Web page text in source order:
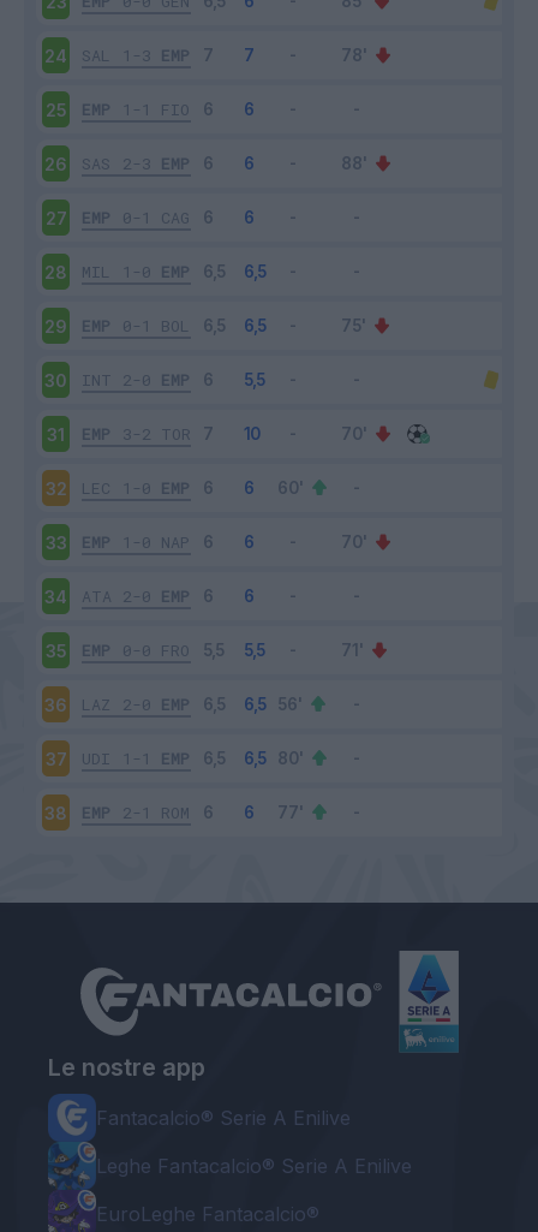
24 SAL 1-3 EMP
25 EMP 1-1 FIO
26 SAS 2-3 EMP
27 EMP 0-1 CAG
28 MIL 1-0 EMP
29 EMP 0-1 BOL
30 INT 2-0 EMP
31 EMP 3-2 TOR
32 LEC 1-0 EMP
33 EMP 1-0 NAP
34 ATA 2-0 EMP
35 EMP 0-0 FRO
36 LAZ 2-0 EMP
37 UDI 1-1 EMP
38 EMP 2-1 ROM
Le nostre app
Fantacalcio® Serie A Enilive
Leghe Fantacalcio® Serie A Enilive
EuroLeghe Fantacalcio®